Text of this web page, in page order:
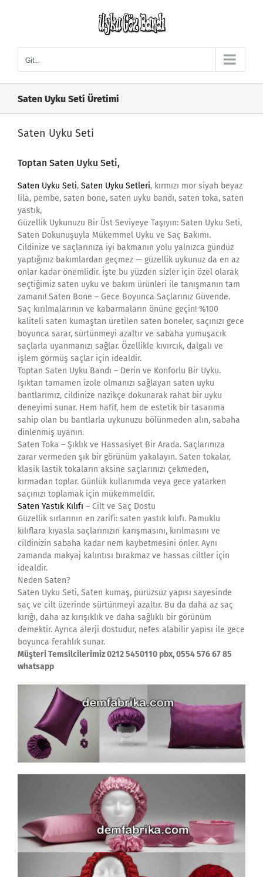
Git...
Saten Uyku Seti Üretimi
Saten Uyku Seti
Toptan Saten Uyku Seti,
Saten Uyku Seti, Saten Uyku Setleri, kırmızı mor siyah beyaz
lila, pembe, saten bone, saten uyku bandı, saten toka, saten
yastık,
Güzellik Uykunuzu Bir Üst Seviyeye Taşıyın: Saten Uyku Seti,
Saten Dokunuşuyla Mükemmel Uyku ve Saç Bakımı.
Cildinize ve saçlarınıza iyi bakmanın yolu yalnızca gündüz
yaptığınız bakımlardan geçmez — güzellik uykunuz da en az
onlar kadar önemlidir. İşte bu yüzden sizler için özel olarak
seçtiğimiz saten uyku ve bakım ürünleri ile tanışmanın tam
zamanı! Saten Bone – Gece Boyunca Saçlarınız Güvende.
Saç kırılmalarının ve kabarmaların önüne geçin! %100
kaliteli saten kumaştan üretilen saten boneler, saçınızı gece
boyunca sarar, sürtünmeyi azaltır ve sabaha yumuşacık
saçlarla uyanmanızı sağlar. Özellikle kıvırcık, dalgalı ve
işlem görmüş saçlar için idealdir.
Toptan Saten Uyku Bandı – Derin ve Konforlu Bir Uyku.
Işıktan tamamen izole olmanızı sağlayan saten uyku
bantlarımız, cildinize nazikçe dokunarak rahat bir uyku
deneyimi sunar. Hem hafif, hem de estetik bir tasarıma
sahip olan bu bantlarla uykunuzu bölünmeden alın, sabaha
dinlenmiş uyanın.
Saten Toka – Şıklık ve Hassasiyet Bir Arada. Saçlarınıza
zarar vermeden şık bir görünüm yakalayın. Saten tokalar,
klasik lastik tokaların aksine saçlarınızı çekmeden,
kırmadan toplar. Günlük kullanımda veya gece yatarken
saçınızı toplamak için mükemmeldir.
Saten Yastık Kılıfı – Cilt ve Saç Dostu
Güzellik sırlarının en zarifi: saten yastık kılıfı. Pamuklu
kılıflara kıyasla saçlarınızın karışmasını, kırılmasını ve
cildinizin sabaha kadar nem kaybetmesini önler. Aynı
zamanda makyaj kalıntısı bırakmaz ve hassas ciltler için
idealdir.
Neden Saten?
Saten Uyku Seti, Saten kumaş, pürüzsüz yapısı sayesinde
saç ve cilt üzerinde sürtünmeyi azaltır. Bu da daha az saç
kırığı, daha az kırışıklık ve daha sağlıklı bir görünüm
demektir. Ayrıca alerji dostudur, nefes alabilir yapısı ile gece
boyunca ferahlık sunar.
Müşteri Temsilcilerimiz 0212 5450110 pbx, 0554 576 67 85
whatsapp